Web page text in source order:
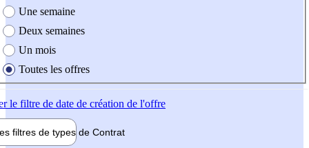
Une semaine
Deux semaines
Un mois
Toutes les offres
le filtre de date de création de l'offre
filtres de types de Contrat